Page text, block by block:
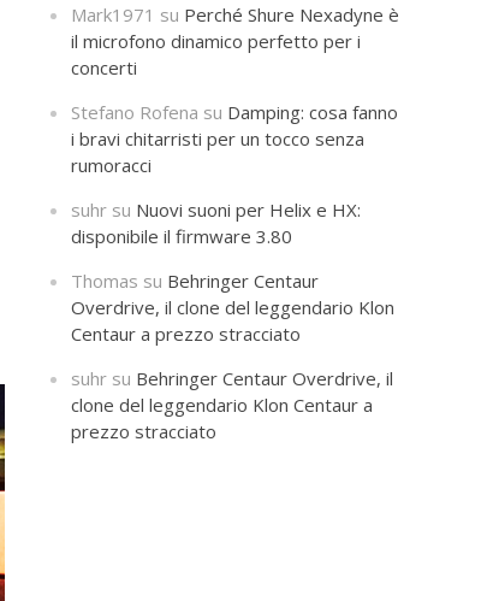
Mark1971 su Perché Shure Nexadyne è
il microfono dinamico perfetto per i
concerti
Stefano Rofena su Damping: cosa fanno
i bravi chitarristi per un tocco senza
rumoracci
suhr su Nuovi suoni per Helix e HX:
disponibile il firmware 3.80
Thomas su Behringer Centaur
Overdrive, il clone del leggendario Klon
Centaur a prezzo stracciato
suhr su Behringer Centaur Overdrive, il
clone del leggendario Klon Centaur a
prezzo stracciato